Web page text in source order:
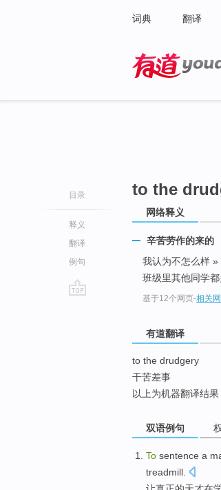
词典 翻译
目录
释义
翻译
例句
to the
网络释义
辛苦劳作的来的
我认为不怎么样
班级里其他同学
基于12个网页-相关
有道翻译
to the drudgery
干苦差事
以上为机器翻译结
双语例句
To sentence a
treadmill